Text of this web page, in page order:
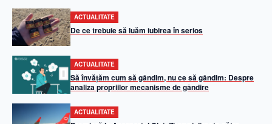
ACTUALITATE
De ce trebuie să luăm iubirea în serios
ACTUALITATE
Să învățăm cum să gândim, nu ce să gândim: Despre
analiza propriilor mecanisme de gândire
ACTUALITATE